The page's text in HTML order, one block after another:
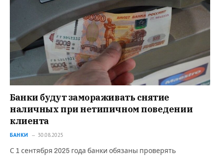
Банки будут замораживать снятие
наличных при нетипичном поведении
клиента
БАНКИ 30.08.2025
С 1 сентября 2025 года банки обязаны проверять